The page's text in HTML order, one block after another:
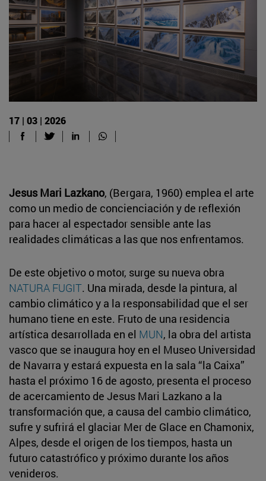
17 | 03 | 2026
Jesus Mari Lazkano, (Bergara, 1960) emplea el arte
como un medio de concienciación y de reflexión
para hacer al espectador sensible ante las
realidades climáticas a las que nos enfrentamos.
De este objetivo o motor, surge su nueva obra
NATURA FUGIT. Una mirada, desde la pintura, al
cambio climático y a la responsabilidad que el ser
humano tiene en este. Fruto de una residencia
artística desarrollada en el MUN, la obra del artista
vasco que se inaugura hoy en el Museo Universidad
de Navarra y estará expuesta en la sala “la Caixa”
hasta el próximo 16 de agosto, presenta el proceso
de acercamiento de Jesus Mari Lazkano a la
transformación que, a causa del cambio climático,
sufre y sufrirá el glaciar Mer de Glace en Chamonix,
Alpes, desde el origen de los tiempos, hasta un
futuro catastrófico y próximo durante los años
venideros.